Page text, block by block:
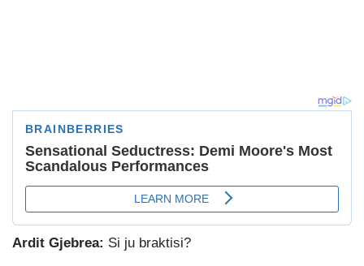
Ardit Gjebrea: Si ju braktisi?